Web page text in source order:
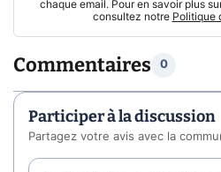
chaque email. Pour en savoir plus
consultez notre Politique
Commentaires 0
Participer à la discussion
Partagez votre avis avec la